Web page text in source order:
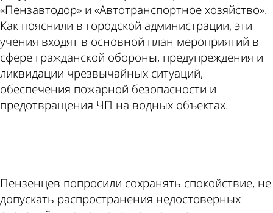
«Пензавтодор» и «Автотранспортное хозяйство».
Как пояснили в городской администрации, эти
учения входят в основной план мероприятий в
сфере гражданской обороны, предупреждения и
ликвидации чрезвычайных ситуаций,
обеспечения пожарной безопасности и
предотвращения ЧП на водных объектах.
Пензенцев попросили сохранять спокойствие, не
допускать распространения недостоверных